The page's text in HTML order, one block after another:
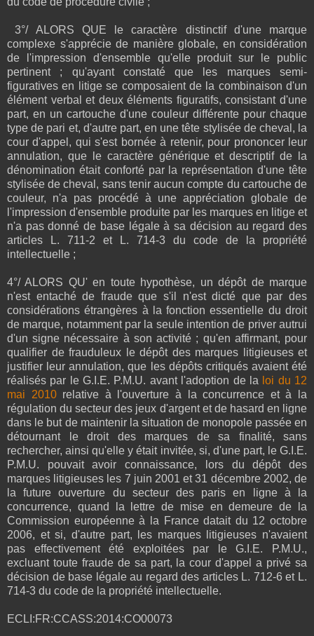
3°/ ALORS QUE le caractère distinctif d'une marque
complexe s'apprécie de manière globale, en considération
de l'impression d'ensemble qu'elle produit sur le public
pertinent ; qu'ayant constaté que les marques semi-
figuratives en litige se composaient de la combinaison d'un
élément verbal et deux éléments figuratifs, consistant d'une
part, en un cartouche d'une couleur différente pour chaque
type de pari et, d'autre part, en une tête stylisée de cheval, la
cour d'appel, qui s'est bornée à retenir, pour prononcer leur
annulation, que le caractère générique et descriptif de la
dénomination était conforté par la représentation d'une tête
stylisée de cheval, sans tenir aucun compte du cartouche de
couleur, n'a pas procédé à une appréciation globale de
l'impression d'ensemble produite par les marques en litige et
n'a pas donné de base légale à sa décision au regard des
articles L. 711-2 et L. 714-3 du code de la propriété
intellectuelle ;
4°/ ALORS QU' en toute hypothèse, un dépôt de marque
n'est entaché de fraude que s'il n'est dicté que par des
considérations étrangères à la fonction essentielle du droit
de marque, notamment par la seule intention de priver autrui
d'un signe nécessaire à son activité ; qu'en affirmant, pour
qualifier de frauduleux le dépôt des marques litigieuses et
justifier leur annulation, que les dépôts critiqués avaient été
réalisés par le G.I.E. P.M.U. avant l'adoption de la loi du 12
mai 2010relative à l'ouverture à la concurrence et à la
régulation du secteur des jeux d'argent et de hasard en ligne
dans le but de maintenir la situation de monopole passée en
détournant le droit des marques de sa finalité, sans
rechercher, ainsi qu'elle y était invitée, si, d'une part, le G.I.E.
P.M.U. pouvait avoir connaissance, lors du dépôt des
marques litigieuses les 7 juin 2001 et 31 décembre 2002, de
la future ouverture du secteur des paris en ligne à la
concurrence, quand la lettre de mise en demeure de la
Commission européenne à la France datait du 12 octobre
2006, et si, d'autre part, les marques litigieuses n'avaient
pas effectivement été exploitées par le G.I.E. P.M.U.,
excluant toute fraude de sa part, la cour d'appel a privé sa
décision de base légale au regard des articles L. 712-6 et L.
714-3 du code de la propriété intellectuelle.
ECLI:FR:CCASS:2014:CO00073